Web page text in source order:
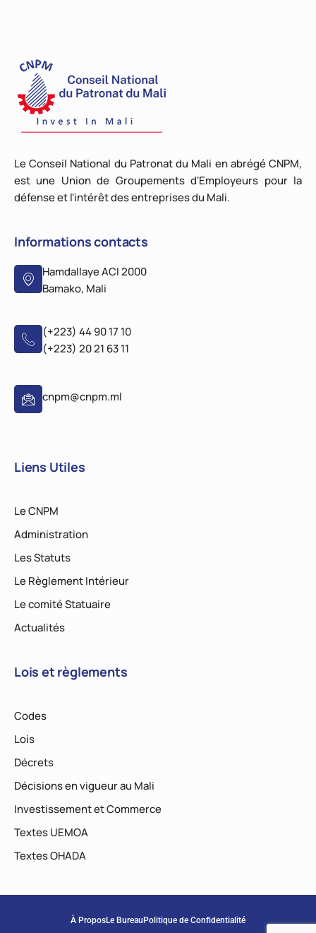
Le Conseil National du Patronat du Mali en abrégé CNPM,
est une Union de Groupements d'Employeurs pour la
défense et l'intérêt des entreprises du Mali.
Informations contacts
Hamdallaye ACI 2000
Bamako, Mali
(+223) 44 90 17 10
(+223) 20 21 63 11
cnpm@cnpm.ml
Liens Utiles
Le CNPM
Administration
Les Statuts
Le Règlement Intérieur
Le comité Statuaire
Actualités
Lois et règlements
Codes
Lois
Décrets
Décisions en vigueur au Mali
Investissement et Commerce
Textes UEMOA
Textes OHADA
À ProposLe BureauPolitique de Confidentialité